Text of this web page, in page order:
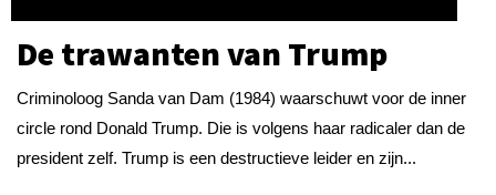
De trawanten van Trump
Criminoloog Sanda van Dam (1984) waarschuwt voor de inner
circle rond Donald Trump. Die is volgens haar radicaler dan de
president zelf. Trump is een destructieve leider en zijn...